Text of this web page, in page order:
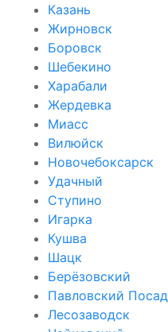
Казань
Жирновск
Боровск
Шебекино
Харабали
Жердевка
Миасс
Вилюйск
Новочебоксарск
Удачный
Ступино
Игарка
Кушва
Шацк
Берёзовский
Павловский Посад
Лесозаводск